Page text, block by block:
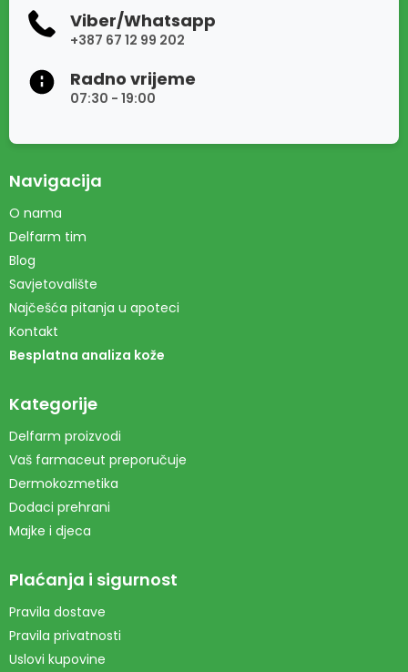
Viber/Whatsapp
+387 67 12 99 202
Radno vrijeme
07:30 - 19:00
Navigacija
O nama
Delfarm tim
Blog
Savjetovalište
Najčešća pitanja u apoteci
Kontakt
Besplatna analiza kože
Kategorije
Delfarm proizvodi
Vaš farmaceut preporučuje
Dermokozmetika
Dodaci prehrani
Majke i djeca
Plaćanja i sigurnost
Pravila dostave
Pravila privatnosti
Uslovi kupovine